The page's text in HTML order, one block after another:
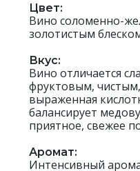
Цвет:
Вино соломенно-
золотистым
Вкус:
Вино отличается
фруктовым,
выраженная
балансирует
приятное, свежее
Аромат:
Интенсивный